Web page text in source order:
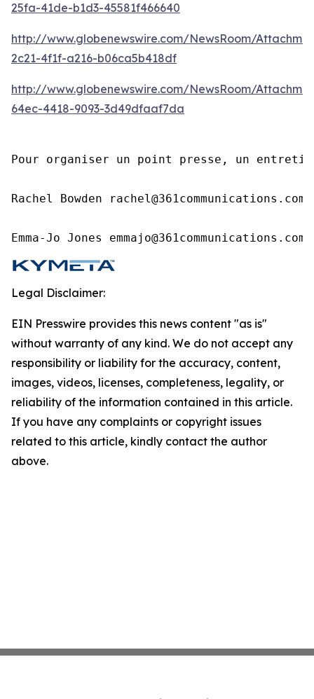
25fa-41de-b1d3-45581f466640
http://www.globenewswire.com/NewsRoom/
2c21-4f1f-a216-b06ca5b418df
http://www.globenewswire.com/NewsRoom/
64ec-4418-9093-3d49dfaaf7da
Pour organiser un point presse, un
Rachel Bowden rachel@361communications.com
Emma-Jo Jones emmajo@361communications.com
Legal Disclaimer:
EIN Presswire provides this news content "as is"
without warranty of any kind. We do not accept any
responsibility or liability for the accuracy, content,
images, videos, licenses, completeness, legality, or
reliability of the information contained in this article.
If you have any complaints or copyright issues
related to this article, kindly contact the author
above.